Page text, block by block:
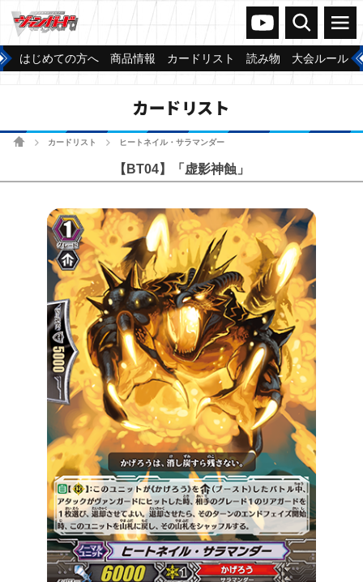
ヴァンガードch
検索 メニュー
はじめての方へ 商品情報 カードリスト 読み物 大会ルール
カードリスト
ホームカードリスト ヒートネイル・サラマンダー
【BT04】「虚影神蝕」